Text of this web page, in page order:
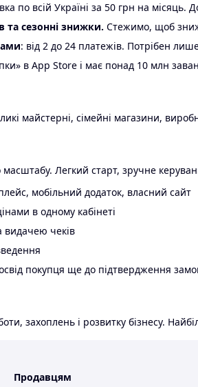
по всій Україні за 50 грн на місяць.
та сезонні знижки. Стежимо, щоб
: від 2 до 24 платежів. Потрібен
в App Store і має понад 10 млн
майстерні, сімейні магазини,
Легкий старт, зручне
мобільний додаток, власний сайт
в одному кабінеті
видачею чеків
покупця ще до підтвердження
захоплень і розвитку бізнесу.
Продавцям